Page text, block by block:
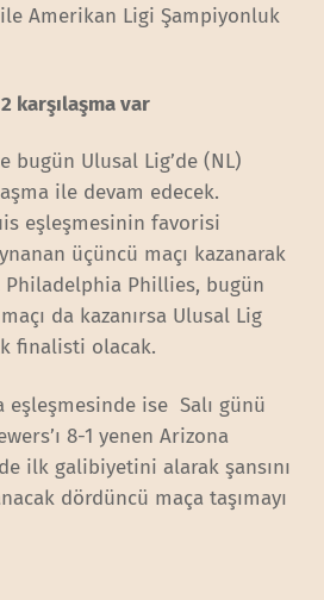
Amerikan Ligi Şampiyonluk
karşılaşma var
bugün Ulusal Lig’de (NL)
ile devam edecek.
eşleşmesinin favorisi
üçüncü maçı kazanarak
Philadelphia Phillies, bugün
da kazanırsa Ulusal Lig
finalisti olacak.
eşleşmesinde ise Salı günü
8-1 yenen Arizona
ilk galibiyetini alarak şansını
dördüncü maça taşımayı